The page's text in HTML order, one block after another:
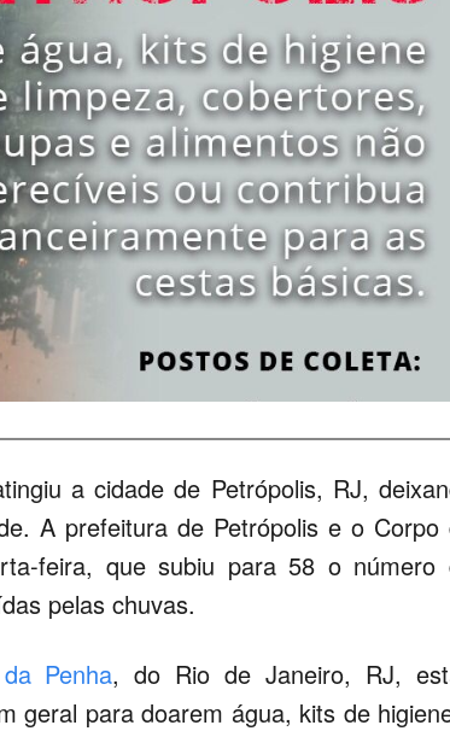
a cidade de Petrópolis, RJ,
A prefeitura de Petrópolis e o Corpo
feira, que subiu para 58 o número
pelas chuvas.
da Penha, do Rio de Janeiro, RJ,
geral para doarem água, kits de